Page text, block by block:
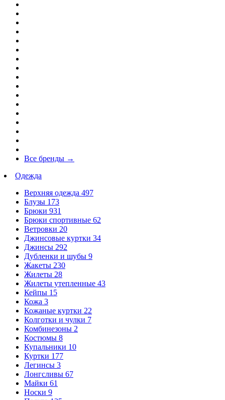
Все бренды →
Одежда
Верхняя одежда 497
Блузы 173
Брюки 931
Брюки спортивные 62
Ветровки 20
Джинсовые куртки 34
Джинсы 292
Дубленки и шубы 9
Жакеты 230
Жилеты 28
Жилеты утепленные 43
Кейпы 15
Кожа 3
Кожаные куртки 22
Колготки и чулки 7
Комбинезоны 2
Костюмы 8
Купальники 10
Куртки 177
Легинсы 3
Лонгсливы 67
Майки 61
Носки 9